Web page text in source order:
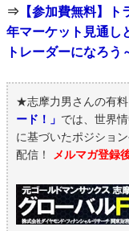
⇒ 【参加費無料】
年マーケット見通し
トレーダーになろう
★志摩力男さんの有
ード！」 では、世界
に基づいたポジショ
配信！
メルマガ登録